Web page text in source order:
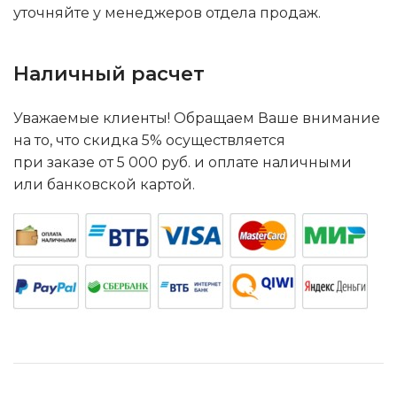
уточняйте у менеджеров отдела продаж.
Наличный расчет
Уважаемые клиенты! Обращаем Ваше внимание
на то, что скидка 5% осуществляется
при заказе от 5 000 руб. и оплате наличными
или банковской картой.